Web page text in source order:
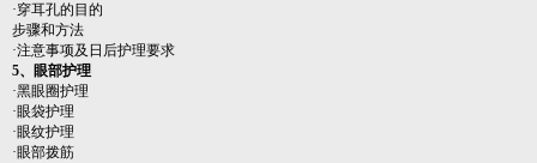
·穿耳孔的目的
步骤和方法
·注意事项及日后护理要求
5、眼部护理
·黑眼圈护理
·眼袋护理
·眼纹护理
·眼部拨筋